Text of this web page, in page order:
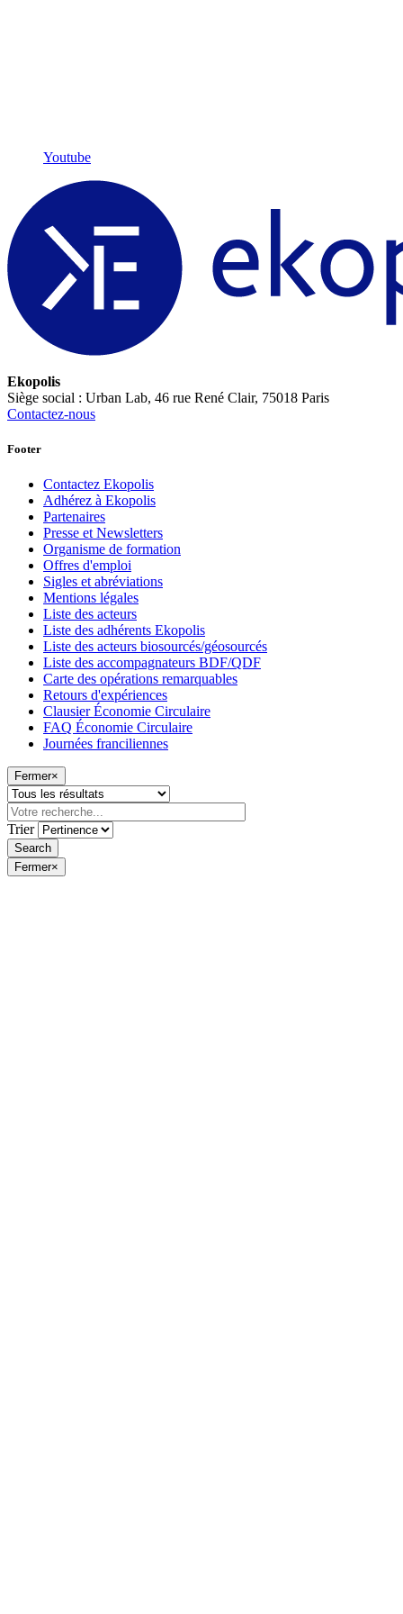
Youtube
Ekopolis
Siège social : Urban Lab, 46 rue René Clair, 75018 Paris
Contactez-nous
Footer
Contactez Ekopolis
Adhérez à Ekopolis
Partenaires
Presse et Newsletters
Organisme de formation
Offres d'emploi
Sigles et abréviations
Mentions légales
Liste des acteurs
Liste des adhérents Ekopolis
Liste des acteurs biosourcés/géosourcés
Liste des accompagnateurs BDF/QDF
Carte des opérations remarquables
Retours d'expériences
Clausier Économie Circulaire
FAQ Économie Circulaire
Journées franciliennes
Fermer×
Trier
Fermer×